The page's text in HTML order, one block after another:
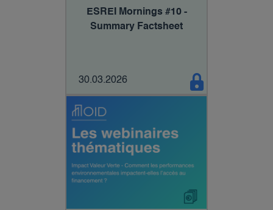
ESREI Mornings #10 -
Summary Factsheet
30.03.2026